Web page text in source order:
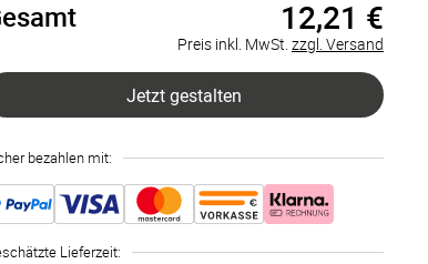
407 Stück à 0,03 €
1223 Stück à 0,03 €
1631 Stück
2039 Stück à 0,03 €
12,21 €
Preis inkl. MwSt. zzgl. Versand
Jetzt gestalten
bezahlen mit:
Lieferzeit: